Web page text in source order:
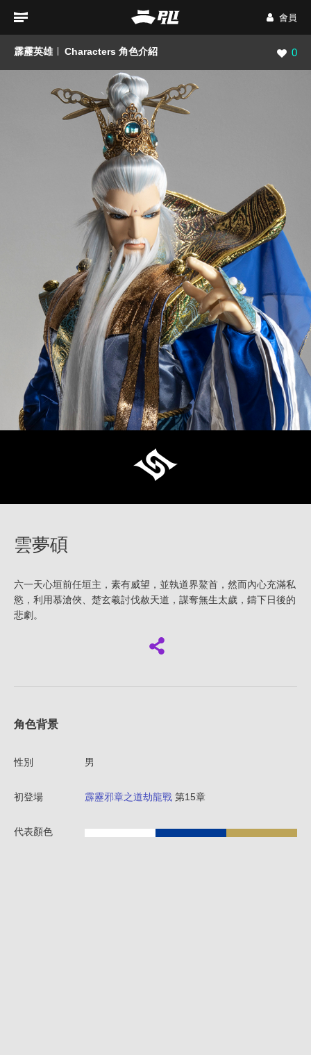
會員
霹靂英雄 Characters 角色介紹 瀏覽
0
雲夢碩
六一天心垣前任垣主，素有威望，並執道界鰲首，然而內心充滿私
慾，利用慕滄俠、楚玄羲討伐赦天道，謀奪無生太歲，鑄下日後的
悲劇。
角色背景
性別 男
初登場 霹靂邪章之道劫龍戰 第15章
代表顏色